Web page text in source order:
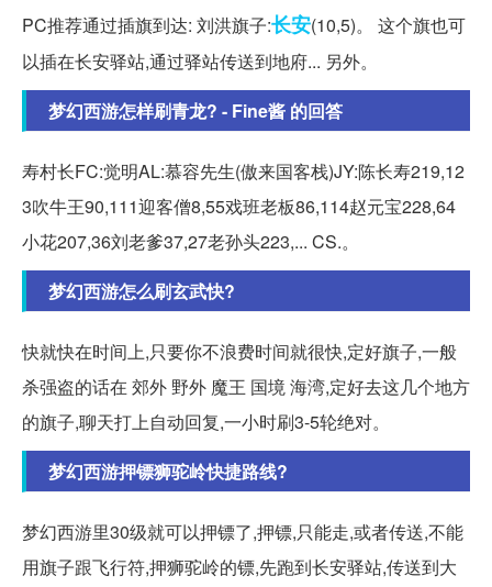
PC推荐通过插旗到达: 刘洪旗子:长安(10,5)。 这个旗也可
以插在长安驿站,通过驿站传送到地府... 另外。
梦幻西游怎样刷青龙? - Fine酱 的回答
寿村长FC:觉明AL:慕容先生(傲来国客栈)JY:陈长寿219,12
3吹牛王90,111迎客僧8,55戏班老板86,114赵元宝228,64
小花207,36刘老爹37,27老孙头223,... CS.。
梦幻西游怎么刷玄武快?
快就快在时间上,只要你不浪费时间就很快,定好旗子,一般
杀强盗的话在 郊外 野外 魔王 国境 海湾,定好去这几个地方
的旗子,聊天打上自动回复,一小时刷3-5轮绝对。
梦幻西游押镖狮驼岭快捷路线?
梦幻西游里30级就可以押镖了,押镖,只能走,或者传送,不能
用旗子跟飞行符,押狮驼岭的镖,先跑到长安驿站,传送到大